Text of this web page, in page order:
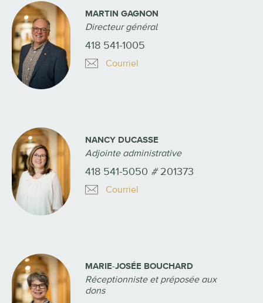
MARTIN GAGNON
Directeur général
418 541-1005
Courriel
NANCY DUCASSE
Adjointe administrative
418 541-5050 #201373
Courriel
MARIE-JOSÉE BOUCHARD
Réceptionniste et préposée aux
dons